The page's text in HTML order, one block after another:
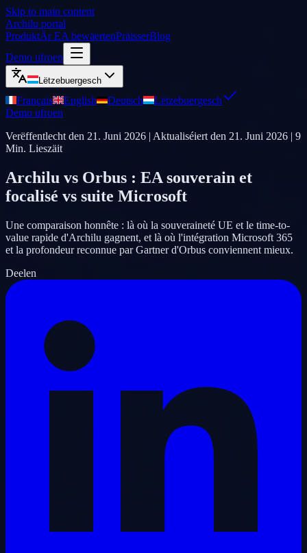
Skip to main content
Archilu portal
ProduktÄr EA bewäertenPräisserBlog
Demo ufroen
Lëtzebuergesch
Français English Deutsch
Lëtzebuergesch
Demo ufroen
Verëffentlecht den 21. Juni 2026 | Aktualiséiert den 21. Juni 2026 | 9
Min. Lieszäit
Archilu vs Orbus : EA souverain et
focalisé vs suite Microsoft
Une comparaison honnête : là où la souveraineté UE et le time-to-
value rapide d'Archilu gagnent, et là où l'intégration Microsoft 365
et la profondeur reconnue par Gartner d'Orbus conviennent mieux.
Deelen